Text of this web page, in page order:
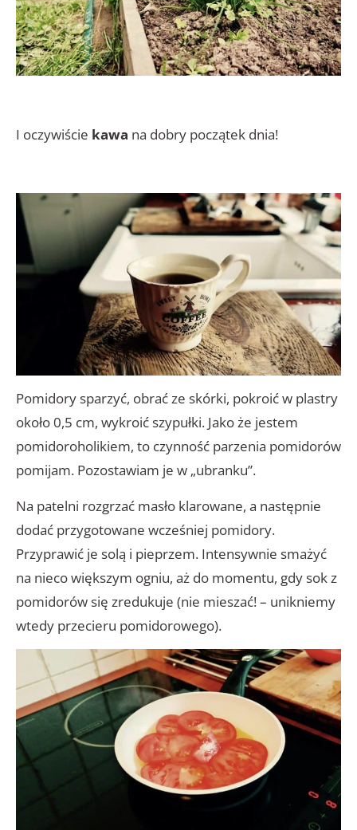
I oczywiście kawa na dobry początek dnia!
Pomidory sparzyć, obrać ze skórki, pokroić w plastry
około 0,5 cm, wykroić szypułki. Jako że jestem
pomidoroholikiem, to czynność parzenia pomidorów
pomijam. Pozostawiam je w „ubranku”.
Na patelni rozgrzać masło klarowane, a następnie
dodać przygotowane wcześniej pomidory.
Przyprawić je solą i pieprzem. Intensywnie smażyć
na nieco większym ogniu, aż do momentu, gdy sok z
pomidorów się zredukuje (nie mieszać! – unikniemy
wtedy przecieru pomidorowego).